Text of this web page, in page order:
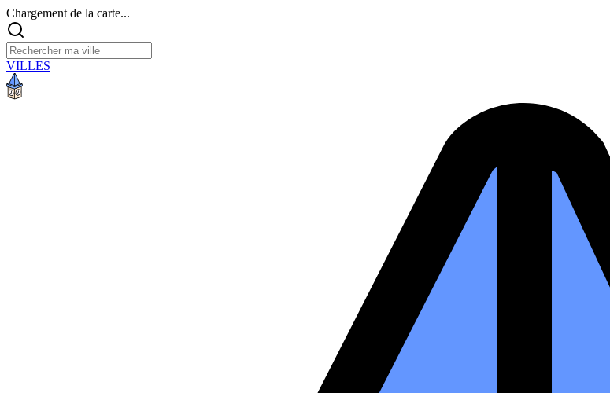
Chargement de la carte...
VILLES